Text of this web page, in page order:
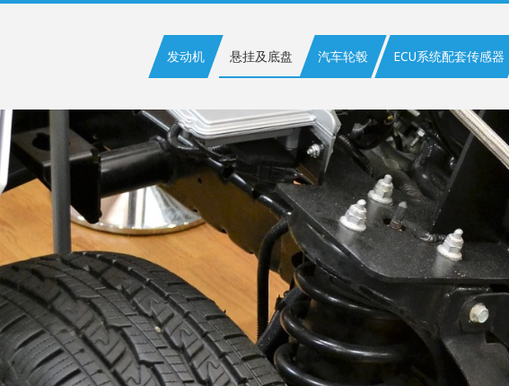
发动机 悬挂及底盘 汽车轮毂 ECU系统配套传感器